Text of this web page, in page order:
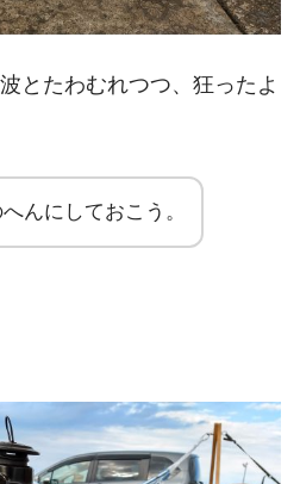
とたわむれつつ、狂ったよ
んにしておこう。